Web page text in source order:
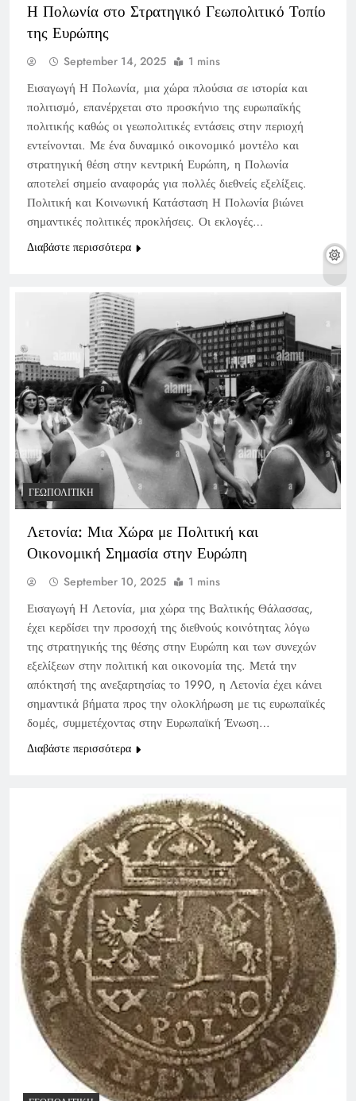
Η Πολωνία στο Στρατηγικό Γεωπολιτικό Τοπίο
της Ευρώπης
September 14, 2025 1 mins
Εισαγωγή Η Πολωνία, μια χώρα πλούσια σε ιστορία και
πολιτισμό, επανέρχεται στο προσκήνιο της ευρωπαϊκής
πολιτικής καθώς οι γεωπολιτικές εντάσεις στην περιοχή
εντείνονται. Με ένα δυναμικό οικονομικό μοντέλο και
στρατηγική θέση στην κεντρική Ευρώπη, η Πολωνία
αποτελεί σημείο αναφοράς για πολλές διεθνείς εξελίξεις.
Πολιτική και Κοινωνική Κατάσταση Η Πολωνία βιώνει
σημαντικές πολιτικές προκλήσεις. Οι εκλογές…
Διαβάστε περισσότερα
ΓΕΩΠΟΛΙΤΙΚΉ
Λετονία: Μια Χώρα με Πολιτική και
Οικονομική Σημασία στην Ευρώπη
September 10, 2025 1 mins
Εισαγωγή Η Λετονία, μια χώρα της Βαλτικής Θάλασσας,
έχει κερδίσει την προσοχή της διεθνούς κοινότητας λόγω
της στρατηγικής της θέσης στην Ευρώπη και των συνεχών
εξελίξεων στην πολιτική και οικονομία της. Μετά την
απόκτησή της ανεξαρτησίας το 1990, η Λετονία έχει κάνει
σημαντικά βήματα προς την ολοκλήρωση με τις ευρωπαϊκές
δομές, συμμετέχοντας στην Ευρωπαϊκή Ένωση…
Διαβάστε περισσότερα